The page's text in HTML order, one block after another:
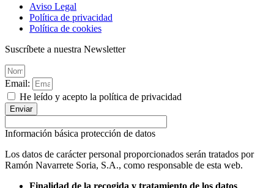
Aviso Legal
Política de privacidad
Política de cookies
Suscríbete a nuestra Newsletter
Email:
He leído y acepto la política de privacidad
Enviar
Información básica protección de datos
Los datos de carácter personal proporcionados serán tratados por
Ramón Navarrete Soria, S.A., como responsable de esta web.
Finalidad de la recogida y tratamiento de los datos